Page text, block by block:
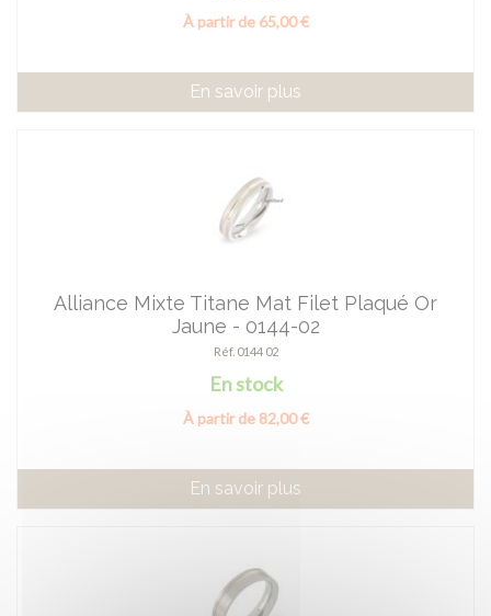
À partir de 65,00 €
En savoir plus
Alliance Mixte Titane Mat Filet Plaqué Or
Jaune - 0144-02
Réf. 0144 02
En stock
À partir de 82,00 €
En savoir plus